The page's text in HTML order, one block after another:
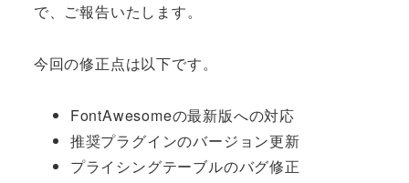
で、ご報告いたします。
今回の修正点は以下です。
FontAwesomeの最新版への対応
推奨プラグインのバージョン更新
プライシングテーブルのバグ修正